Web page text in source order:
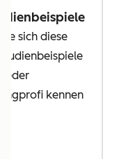
sich diese
jeder
kennen